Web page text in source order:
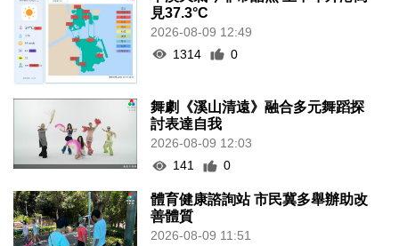
見37.3°C
2026-08-09 12:49
1314
0
舞劇《溪山清遠》融合多元舞蹈探
討表達自我
2026-08-09 12:03
141
0
體育健康諮詢站 市民冀多舉辦助改
善體質
2026-08-09 11:51